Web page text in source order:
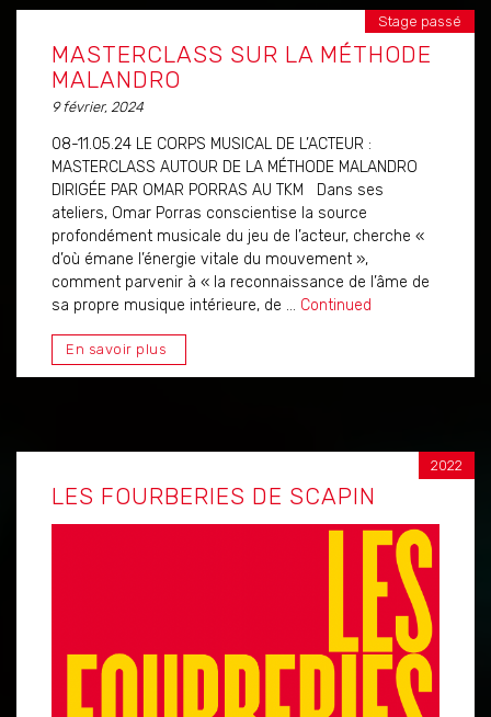
Stage passé
MASTERCLASS SUR LA MÉTHODE
MALANDRO
9 février, 2024
08-11.05.24 LE CORPS MUSICAL DE L’ACTEUR :
MASTERCLASS AUTOUR DE LA MÉTHODE MALANDRO
DIRIGÉE PAR OMAR PORRAS AU TKM Dans ses
ateliers, Omar Porras conscientise la source
profondément musicale du jeu de l’acteur, cherche «
d’où émane l’énergie vitale du mouvement »,
comment parvenir à « la reconnaissance de l’âme de
sa propre musique intérieure, de … Continued
En savoir plus
2022
LES FOURBERIES DE SCAPIN